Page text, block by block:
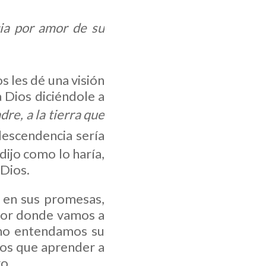
por amor de su
les dé una visión
diciéndole a
a la tierra que
sería
como lo haría,
sus promesas,
donde vamos a
entendamos su
que aprender a